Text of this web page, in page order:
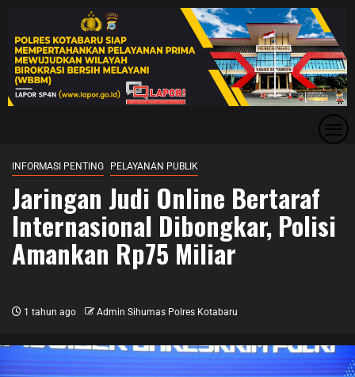
INFORMASI PENTING PELAYANAN PUBLIK
Jaringan Judi Online Bertaraf
Internasional Dibongkar, Polisi
Amankan Rp75 Miliar
1 tahun ago Admin Sihumas Polres Kotabaru